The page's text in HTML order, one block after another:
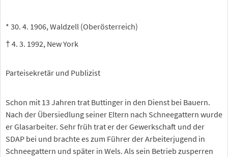
* 30. 4. 1906, Waldzell (Oberösterreich)
† 4. 3. 1992, New York
Parteisekretär und Publizist
Schon mit 13 Jahren trat Buttinger in den Dienst bei Bauern.
Nach der Übersiedlung seiner Eltern nach Schneegattern wurde
er Glasarbeiter. Sehr früh trat er der Gewerkschaft und der
SDAP bei und brachte es zum Führer der Arbeiterjugend in
Schneegattern und später in Wels. Als sein Betrieb zusperren